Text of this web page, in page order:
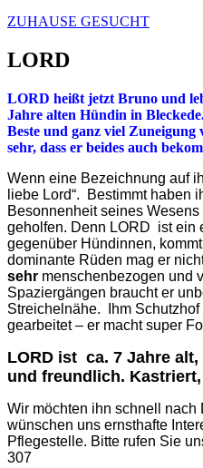
ZUHAUSE GESUCHT
LORD
LORD heißt jetzt Bruno und
Jahre alten Hündin in
Beste und ganz viel
sehr, dass er beides auch
Wenn eine Bezeichnung auf
liebe Lord“. Bestimmt haben
Besonnenheit seines
geholfen. Denn LORD ist ein
gegenüber Hündinnen,
dominante Rüden mag er
sehr menschenbezogen und
Spaziergängen braucht er
Streichelnähe. Ihm
gearbeitet – er macht super
LORD ist ca. 7 Jahre
und freundlich.
Wir möchten ihn schnell nach
wünschen uns ernsthafte
Pflegestelle. Bitte rufen Sie
307